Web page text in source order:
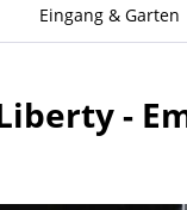
Eingang & Garten
-